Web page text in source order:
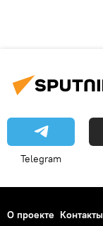
Telegram
О проекте Контакты